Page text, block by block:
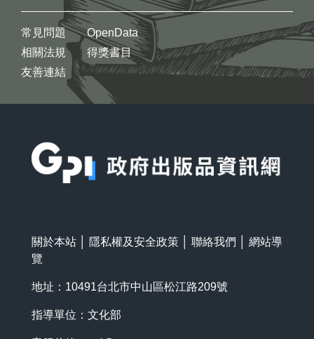
常見問題
相關法規
友善連結
OpenData
得獎書目
關於本站 隱私權及安全政策 聯絡我們
網站導
覽
地址：10491台北市中山區松江路209號
指導單位：文化部